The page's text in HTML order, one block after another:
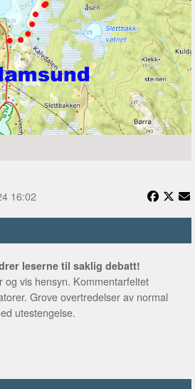
16:02
leserne til saklig debatt!
og vis hensyn. Kommentarfeltet
Grove overtredelser av normal
utestengelse.